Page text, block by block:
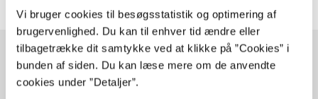
Vi bruger cookies til besøgsstatistik og optimering af
brugervenlighed. Du kan til enhver tid ændre eller
tilbagetrække dit samtykke ved at klikke på ”Cookies” i
bunden af siden. Du kan læse mere om de anvendte
cookies under ”Detaljer”.
Artikler med samme emner